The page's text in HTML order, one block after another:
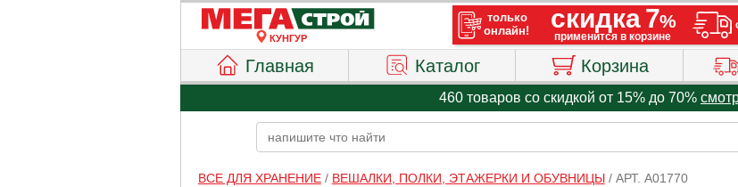
КУНГУР
Главная Каталог Корзина
460 товаров со скидкой от 15% до 70%
ВСЕ ДЛЯ ХРАНЕНИЕ/ ВЕШАЛКИ, ПОЛКИ, ЭТАЖЕРКИ И ОБУВНИЦЫ/ АРТ. A01770